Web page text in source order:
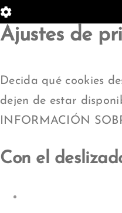
de
Cookie
Configuración
de
Box
Ajustes de
Decida qué cookies
dejen de estar
INFORMACIÓN
Con el